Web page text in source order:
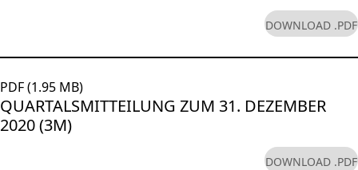
DOWNLOAD .PDF
PDF (1.95 MB)
QUARTALSMITTEILUNG ZUM 31. DEZEMBER
2020 (3M)
DOWNLOAD .PDF